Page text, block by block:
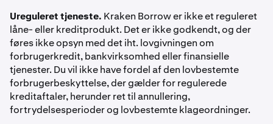
Låneforløb i appen:
Ureguleret tjeneste. Kraken Borrow er ikke et reguleret
låne- eller kreditprodukt. Det er ikke godkendt, og der
føres ikke opsyn med det iht. lovgivningen om
forbrugerkredit, bankvirksomhed eller finansielle
tjenester. Du vil ikke have fordel af den lovbestemte
forbrugerbeskyttelse, der gælder for regulerede
kreditaftaler, herunder ret til annullering,
fortrydelsesperioder og lovbestemte klageordninger.